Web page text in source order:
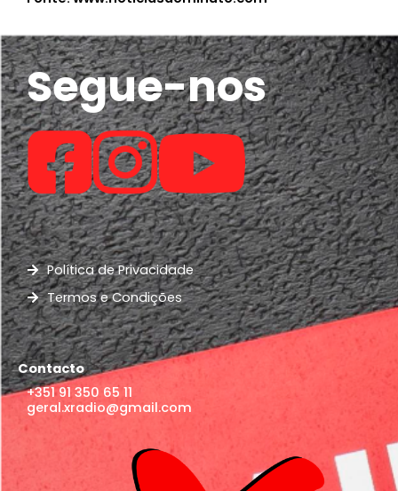
Segue-nos
Política de Privacidade
Termos e Condições
Contacto
+351 91 350 65 11
geral.xradio@gmail.com